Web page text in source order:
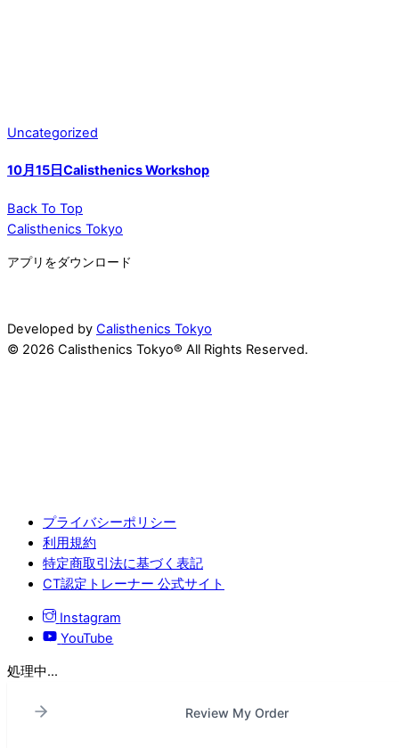
Uncategorized
10月15日Calisthenics Workshop
Back To Top
Calisthenics Tokyo
アプリをダウンロード
Developed by Calisthenics Tokyo
© 2026 Calisthenics Tokyo® All Rights Reserved.
プライバシーポリシー
利用規約
特定商取引法に基づく表記
CT認定トレーナー 公式サイト
Instagram
YouTube
処理中...
Review My Order